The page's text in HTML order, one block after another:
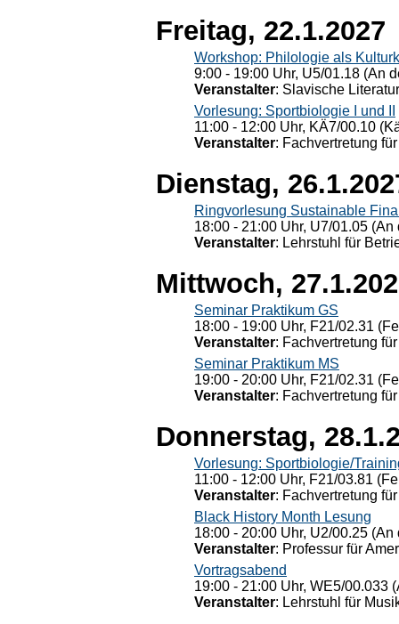
Freitag, 22.1.2027
Workshop: Philologie als
9:00 - 19:00 Uhr, U5/01.18 (An
Veranstalter: Slavische
Vorlesung: Sportbiologie I und II
11:00 - 12:00 Uhr, KÄ7/00.10
Veranstalter: Fachvertretung
Dienstag,
Ringvorlesung Sustainable
18:00 - 21:00 Uhr, U7/01.05
Veranstalter: Lehrstuhl für
Mittwoch,
Seminar Praktikum GS
18:00 - 19:00 Uhr, F21/02.31
Veranstalter: Fachvertretung
Seminar Praktikum MS
19:00 - 20:00 Uhr, F21/02.31
Veranstalter: Fachvertretung
Donnerstag,
Vorlesung: Sportbiologie/
11:00 - 12:00 Uhr, F21/03.81
Veranstalter: Fachvertretung
Black History Month Lesung
18:00 - 20:00 Uhr, U2/00.25
Veranstalter: Professur für
Vortragsabend
19:00 - 21:00 Uhr, WE5/00.033
Veranstalter: Lehrstuhl für